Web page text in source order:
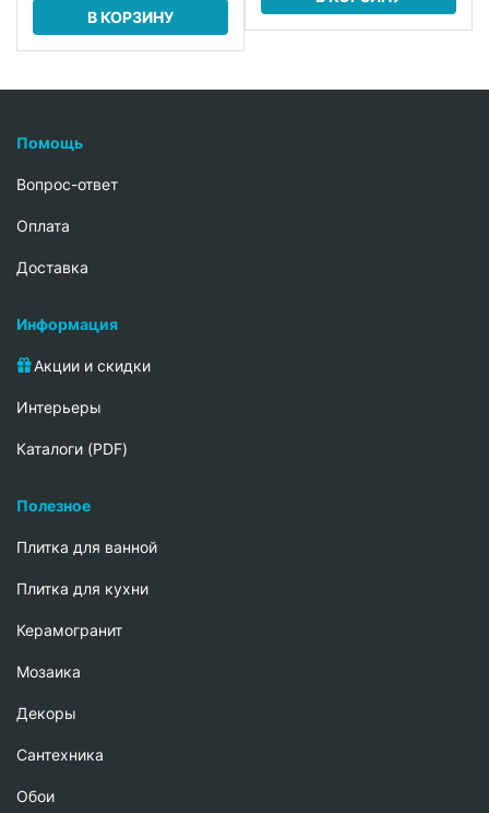
В КОРЗИНУ
Помощь
Вопрос-ответ
Oплата
Доставка
Информация
Акции и скидки
Интерьеры
Каталоги (PDF)
Полезное
Плитка для ванной
Плитка для кухни
Керамогранит
Мозаика
Декоры
Сантехника
Обои